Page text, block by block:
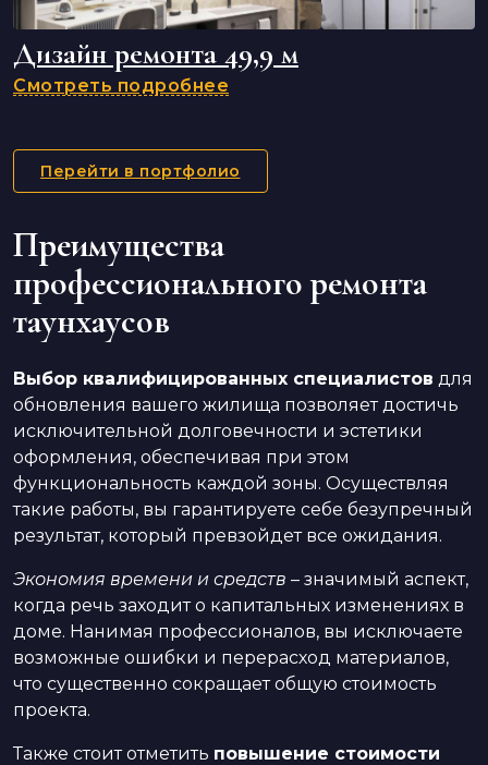
Дизайн ремонта 49,9 м
Смотреть подробнее
Перейти в портфолио
Преимущества
профессионального ремонта
таунхаусов
Выбор квалифицированных специалистов для
обновления вашего жилища позволяет достичь
исключительной долговечности и эстетики
оформления, обеспечивая при этом
функциональность каждой зоны. Осуществляя
такие работы, вы гарантируете себе безупречный
результат, который превзойдет все ожидания.
Экономия времени и средств – значимый аспект,
когда речь заходит о капитальных изменениях в
доме. Нанимая профессионалов, вы исключаете
возможные ошибки и перерасход материалов,
что существенно сокращает общую стоимость
проекта.
Также стоит отметить повышение стоимости